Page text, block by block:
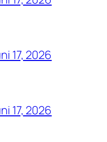
17, 2026
17, 2026